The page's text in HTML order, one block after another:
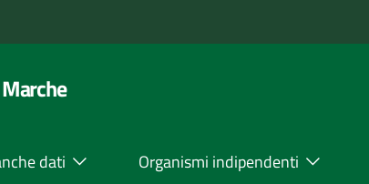
dati Organismi indipendenti